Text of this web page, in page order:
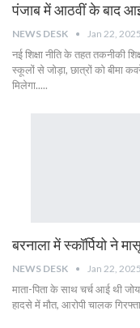
पंजाब में आठवीं के बाद
NEWS DESK Jan 22, 2025
नई शिक्षा नीति के तहत तकनीकी
स्कूलों से जोड़ा, छात्रों को बीमा
मिलेगा.....
बरनाला में स्कॉर्पियो ने
NEWS DESK Jan 22, 2025
माता-पिता के साथ चर्च आई थी
हादसे में मौत, आरोपी चालक